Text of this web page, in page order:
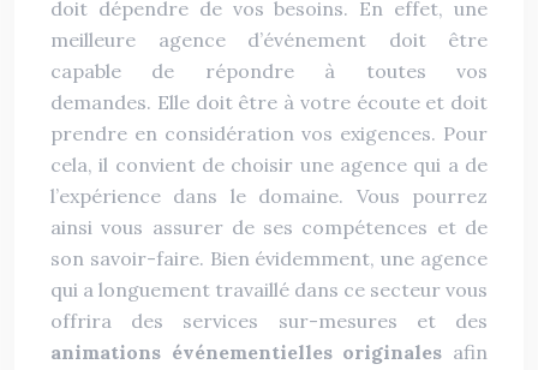
doit dépendre de vos besoins. En effet, une
meilleure agence d’événement doit être
capable de répondre à toutes vos
demandes. Elle doit être à votre écoute et doit
prendre en considération vos exigences. Pour
cela, il convient de choisir une agence qui a de
l’expérience dans le domaine. Vous pourrez
ainsi vous assurer de ses compétences et de
son savoir-faire. Bien évidemment, une agence
qui a longuement travaillé dans ce secteur vous
offrira des services sur-mesures et des
animations événementielles originales afin